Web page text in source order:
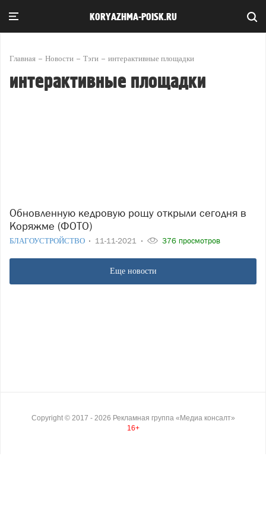
KORYAZHMA-POISK.RU
Главная Новости Тэги интерактивные площадки
интерактивные площадки
Обновленную кедровую рощу открыли сегодня в
Коряжме (ФОТО)
БЛАГОУСТРОЙСТВО 11-11-2021 376 просмотров
Еще новости
Copyright © 2017 - 2026 Рекламная группа «Медиа консалт»
16+